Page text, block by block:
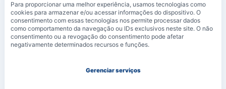
Para proporcionar uma melhor experiência, usamos tecnologias como
cookies para armazenar e/ou acessar informações do dispositivo. O
consentimento com essas tecnologias nos permite processar dados
como comportamento da navegação ou IDs exclusivos neste site. O não
consentimento ou a revogação do consentimento pode afetar
negativamente determinados recursos e funções.
Gerenciar serviços
ATENDIMENTO DIRETO
Ainda tem dúvida sobre
multas ou débitos do